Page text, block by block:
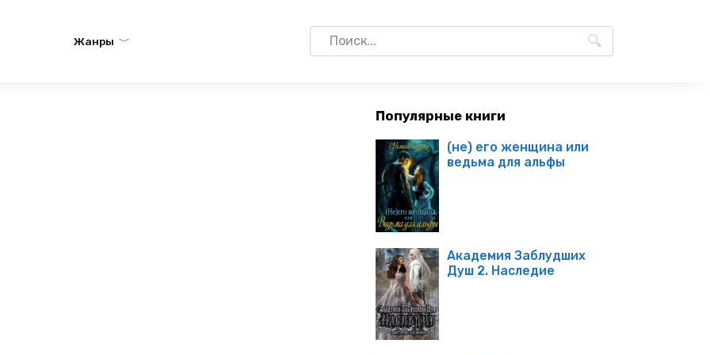
Жанры
Search
for:
Популярные книги
(не) его женщина или
ведьма для альфы
Академия Заблудших
Душ 2. Наследие